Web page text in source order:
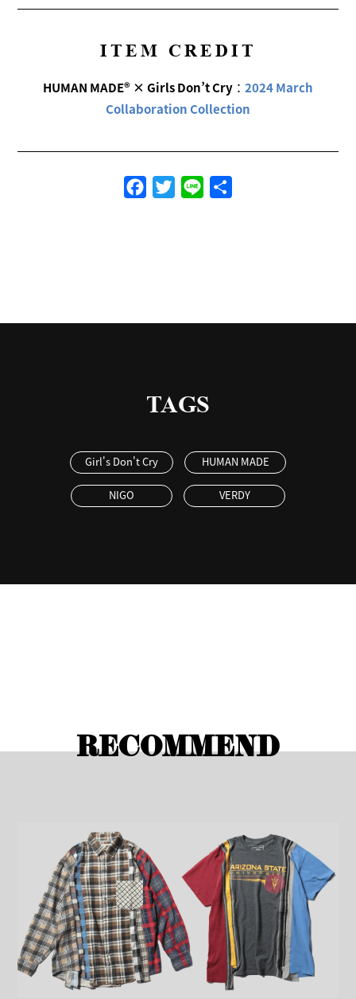
ITEM CREDIT
HUMAN MADE® × Girls Don’t Cry： 2024 March
Collaboration Collection
FacebookTwitterLine
TAGS
Girl's Don't Cry HUMAN MADE
NIGO VERDY
RECOMMEND